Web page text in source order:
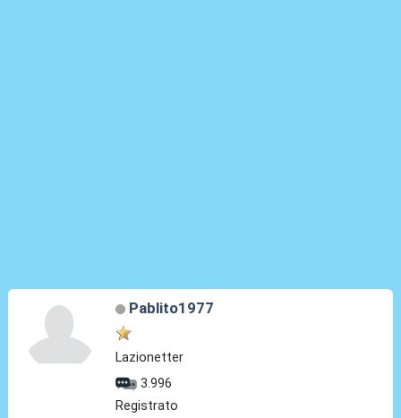
Pablito1977
Lazionetter
3.996
Registrato